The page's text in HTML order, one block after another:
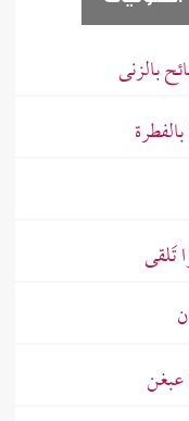
بالزنى
تَلقى
عبغن